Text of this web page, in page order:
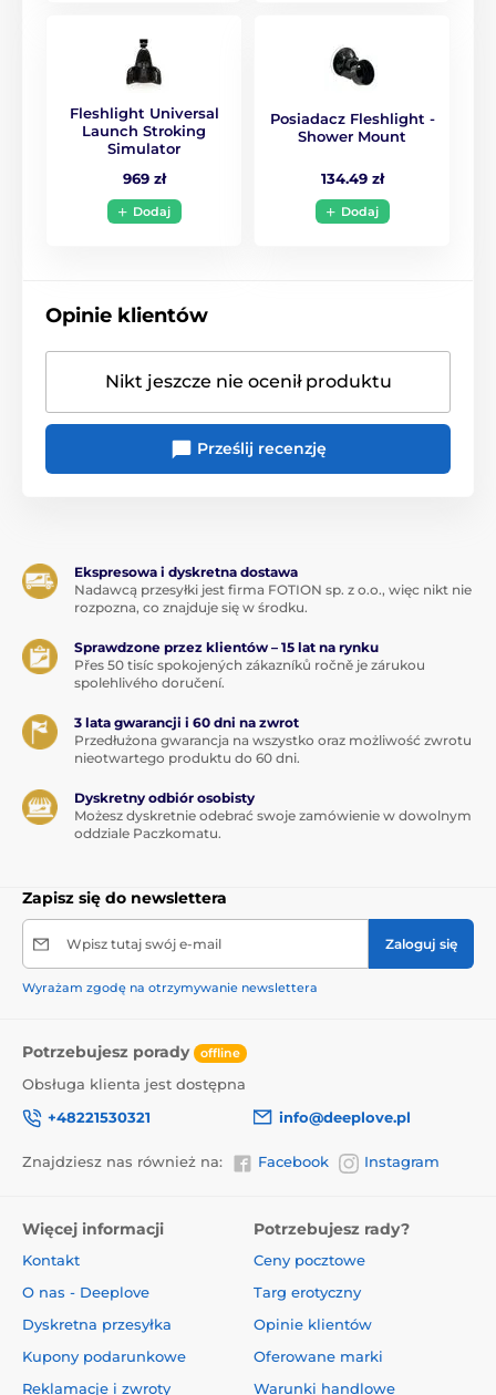
Fleshlight Universal
Launch Stroking
Simulator
969 zł
Dodaj
Posiadacz Fleshlight -
Shower Mount
134.49 zł
Dodaj
Opinie klientów
Nikt jeszcze nie ocenił produktu
Prześlij recenzję
Ekspresowa i dyskretna dostawa
Nadawcą przesyłki jest firma FOTION sp. z o.o., więc nikt nie
rozpozna, co znajduje się w środku.
Sprawdzone przez klientów – 15 lat na rynku
Přes 50 tisíc spokojených zákazníků ročně je zárukou
spolehlivého doručení.
3 lata gwarancji i 60 dni na zwrot
Przedłużona gwarancja na wszystko oraz możliwość zwrotu
nieotwartego produktu do 60 dni.
Dyskretny odbiór osobisty
Możesz dyskretnie odebrać swoje zamówienie w dowolnym
oddziale Paczkomatu.
Zapisz się do newslettera
Wpisz tutaj swój e-mail Zaloguj się
Wyrażam zgodę na otrzymywanie newslettera
Potrzebujesz porady offline
Obsługa klienta jest dostępna
+48221530321
info@deeplove.pl
Znajdziesz nas również na: Facebook Instagram
Więcej informacji
Kontakt
O nas - Deeplove
Dyskretna przesyłka
Kupony podarunkowe
Reklamacje i zwroty
Potrzebujesz rady?
Ceny pocztowe
Targ erotyczny
Opinie klientów
Oferowane marki
Warunki handlowe